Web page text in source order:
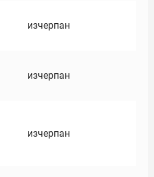
изчерпан
изчерпан
изчерпан